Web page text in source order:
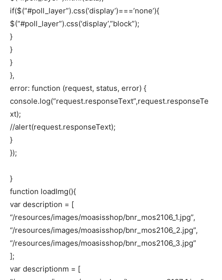
if($(“#poll_layer”).css(‘display’)===’none’){
$(“#poll_layer”).css(‘display’,”block”);
}
}
}
},
error: function (request, status, error) {
console.log(“request.responseText”,request.responseTe
xt);
//alert(request.responseText);
}
});
}
function loadImg(){
var description = [
“/resources/images/moasisshop/bnr_mos2106_1.jpg”,
“/resources/images/moasisshop/bnr_mos2106_2.jpg”,
“/resources/images/moasisshop/bnr_mos2106_3.jpg”
];
var descriptionm = [